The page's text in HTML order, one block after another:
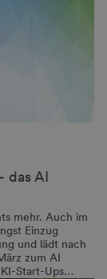
das AI
mehr. Auch im
Einzug
und lädt nach
zum AI
KI-Start-Ups…